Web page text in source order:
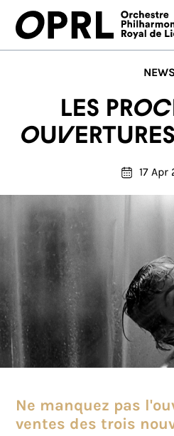
26-27 SEASON
ORCHESTRA
MEDIA
Les
17 Apr
Ne manquez pas
ventes des trois